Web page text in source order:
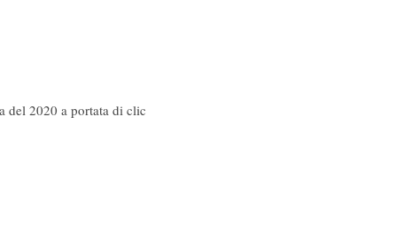
del 2020 a portata di clic